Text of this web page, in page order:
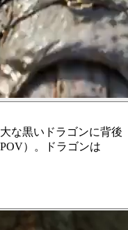
な黒いドラゴンに背後
）。ドラゴンは